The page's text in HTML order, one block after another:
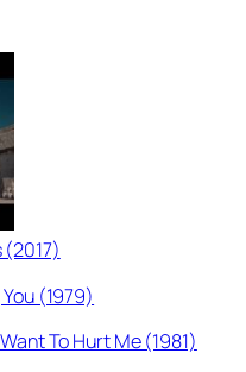
(2017)
(1979)
To Hurt Me (1981)